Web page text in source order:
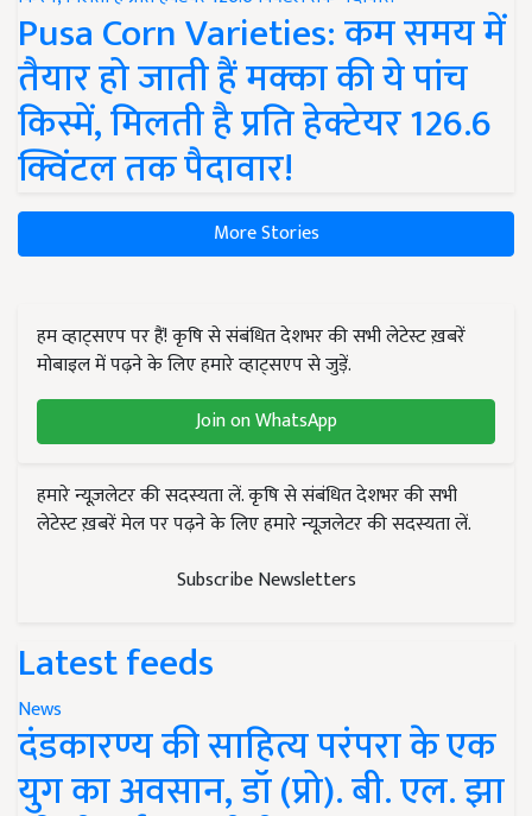
Pusa Corn Varieties: कम समय में
तैयार हो जाती हैं मक्का की ये पांच
किस्में, मिलती है प्रति हेक्टेयर 126.6
क्विंटल तक पैदावार!
More Stories
हम व्हाट्सएप पर हैं! कृषि से संबंधित देशभर की सभी लेटेस्ट ख़बरें
मोबाइल में पढ़ने के लिए हमारे व्हाट्सएप से जुड़ें.
Join on WhatsApp
हमारे न्यूज़लेटर की सदस्यता लें. कृषि से संबंधित देशभर की सभी
लेटेस्ट ख़बरें मेल पर पढ़ने के लिए हमारे न्यूज़लेटर की सदस्यता लें.
Subscribe Newsletters
Latest feeds
News
दंडकारण्य की साहित्य परंपरा के एक
युग का अवसान, डॉ (प्रो). बी. एल. झा